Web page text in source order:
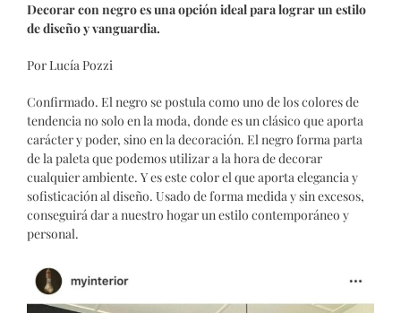
Decorar con negro es una opción ideal para lograr un estilo
de diseño y vanguardia.
Por Lucía Pozzi
Confirmado. El negro se postula como uno de los colores de
tendencia no solo en la moda, donde es un clásico que aporta
carácter y poder, sino en la decoración. El negro forma parta
de la paleta que podemos utilizar a la hora de decorar
cualquier ambiente. Y es este colorel que aporta eleganciay
sofisticación al diseño. Usado de forma medida y sin excesos,
conseguirá dar a nuestro hogarun estilo contemporáneo y
personal.